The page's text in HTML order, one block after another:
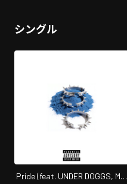
シングル
Pride (feat. UNDER DOGGS, MIJ